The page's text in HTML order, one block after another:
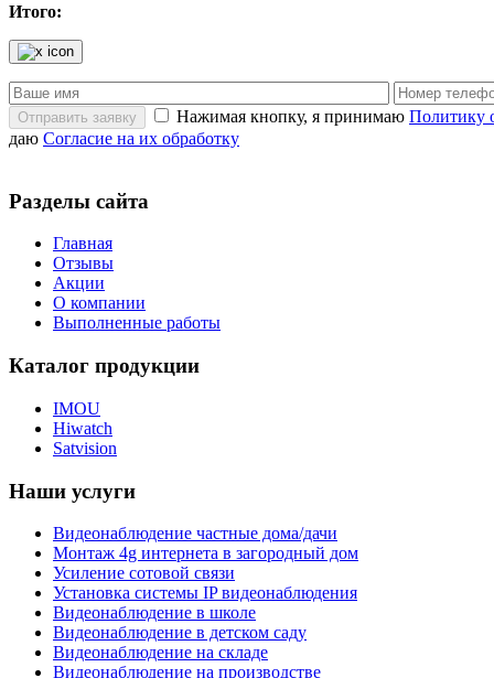
Итого:
Отправить заявку Нажимая кнопку, я принимаю Политику
даю Согласие на их обработку
Разделы сайта
Главная
Отзывы
Акции
О компании
Выполненные работы
Каталог продукции
IMOU
Hiwatch
Satvision
Наши услуги
Видеонаблюдение частные дома/дачи
Монтаж 4g интернета в загородный дом
Усиление сотовой связи
Установка системы IP видеонаблюдения
Видеонаблюдение в школе
Видеонаблюдение в детском саду
Видеонаблюдение на складе
Видеонаблюдение на производстве